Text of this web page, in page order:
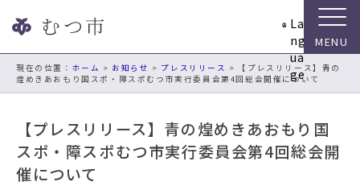
ビ
La
ng
ua
ge
現在の位置： ホーム > お知らせ > プレスリリース > 【プレスリリース】青の
煌めきあおもり国スポ・障スポむつ市実行委員会第4回総会開催について
【プレスリリース】青の煌めきあおもり国
スポ・障スポむつ市実行委員会第4回総会開
催について